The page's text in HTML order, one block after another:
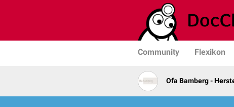
Community Flexikon
Ofa Bamberg -